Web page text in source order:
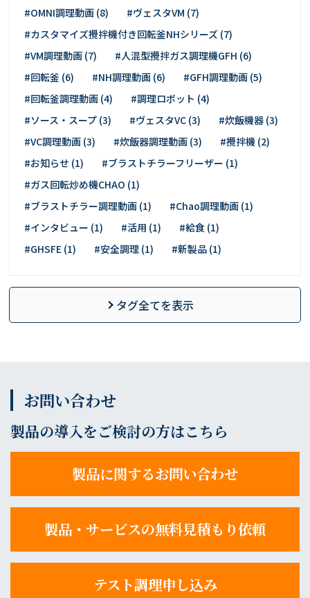
#OMNI調理動画 (8)
#ヴェスタVM (7)
#カスタマイズ攪拌機付き回転釜NHシリーズ (7)
#VM調理動画 (7)
#人混型攪拌ガス調理機GFH (6)
#回転釜 (6)
#NH調理動画 (6)
#GFH調理動画 (5)
#回転釜調理動画 (4)
#調理ロボット (4)
#ソース・スープ (3)
#ヴェスタVC (3)
#炊飯機器 (3)
#VC調理動画 (3)
#炊飯器調理動画 (3)
#攪拌機 (2)
#お知らせ (1)
#ブラストチラーフリーザー (1)
#ガス回転炒め機CHAO (1)
#ブラストチラー調理動画 (1)
#Chao調理動画 (1)
#インタビュー (1)
#活用 (1)
#給食 (1)
#GHSFE (1)
#安全調理 (1) #新製品 (1)
タグ全てを表示
お問い合わせ
製品の導入をご検討の方はこちら
製品に関するお問い合わせ
製品・サービスの無料見積もり依頼
テスト調理申し込み